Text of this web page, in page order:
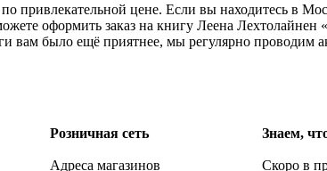
привлекательной цене. Если вы находитесь в
оформить заказ на книгу Леена
вам было ещё приятнее, мы регулярно проводим
Розничная сеть
Адреса магазинов
Знаем,
Скоро в